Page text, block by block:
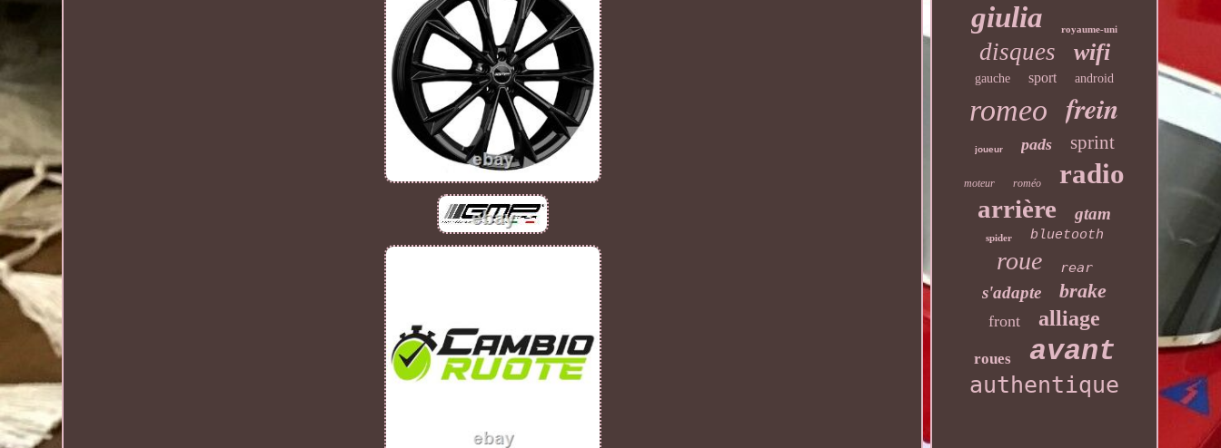
giulia royaume-uni
disques wifi
gauche sport android
romeo frein
joueur pads sprint
moteur roméo radio
arrière gtam
spider bluetooth
roue rear
s'adapte brake
front alliage
roues avant
authentique